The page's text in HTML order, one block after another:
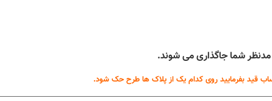
مدنظر شما جاگذاری می شوند.
بفرمایید روی کدام یک از پلاک ها طرح حک شود.